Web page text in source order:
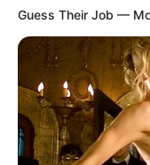
Ostsee verändert.
Urlaubsorte auf
Viele
Guess Their Job —